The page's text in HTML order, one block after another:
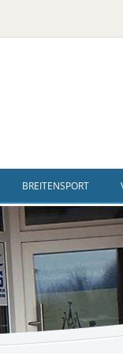
Sport – SAG Inklusiver
Kanugruppe
BREITENSPORT
Volleyball
Fußballtennis
Flip Flops
Vertikaltuch /
Kegeln